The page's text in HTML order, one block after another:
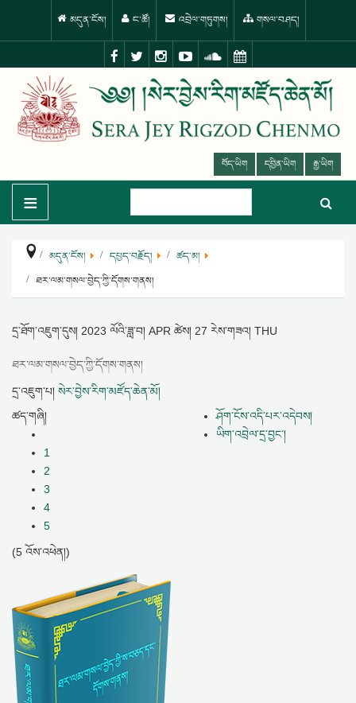
མདུན་ངོས། ང་ཚོ། འབྲེལ་གཏུགས། གསལ་བཤད།
བོད་ཡིག དབྱིན་ཡིག རྒྱ་ཡིག
≡
མདུན་ངོས། དཔྱད་བརྗོད།
ཚད་མ།
ཐར་ལམ་གསལ་བྱེད་ཀྱི་དོགས་གནས།
དྲ་ཐོག་འཇུག་དུས། 2023 ལོའི་ཟླ་བ། APR ཚེས། 27 རེས་གཟའ། THU
ཐར་ལམ་གསལ་བྱེད་ཀྱི་དོགས་གནས།
དྲ་འཇུག་པ། སེར་བྱེས་རིག་མཛོད་ཆེན་མོ།
ཤོག་ངོས་འདི་པར་འདེབས།
ཡིག་འབྲེལ་དྲ་བྱང་།
ཚད་གཞི།
1
2
3
4
5
(5 འོས་འཕེན།)